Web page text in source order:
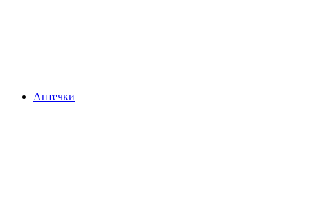
Аптечки